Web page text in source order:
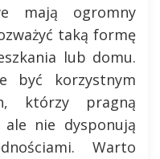
mają ogromny
taką formę
lub domu.
być korzystnym
którzy pragną
ale nie dysponują
Warto